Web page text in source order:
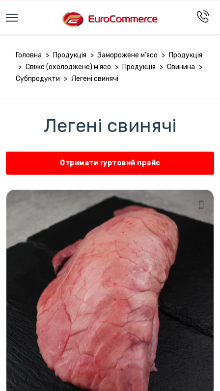
Головна > Продукція > Заморожене м’ясо > Продукція
> Свіже (охолоджене) м’ясо > Продукція > Свинина >
Субпродукти > Легені свинячі
Легені свинячі
Отримати гуртовий прайс